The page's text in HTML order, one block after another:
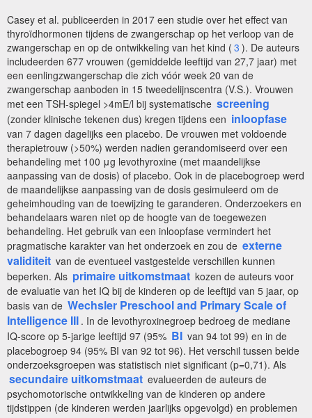
Casey et al. publiceerden in 2017 een studie over het effect van
thyroïdhormonen tijdens de zwangerschap op het verloop van de
zwangerschap en op de ontwikkeling van het kind ( 3 ). De auteurs
includeerden 677 vrouwen (gemiddelde leeftijd van 27,7 jaar) met
een eenlingzwangerschap die zich vóór week 20 van de
zwangerschap aanboden in 15 tweedelijnscentra (V.S.). Vrouwen
met een TSH-spiegel >4mE/l bij systematische screening
(zonder klinische tekenen dus) kregen tijdens een inloopfase
van 7 dagen dagelijks een placebo. De vrouwen met voldoende
therapietrouw (>50%) werden nadien gerandomiseerd over een
behandeling met 100 μg levothyroxine (met maandelijkse
aanpassing van de dosis) of placebo. Ook in de placebogroep werd
de maandelijkse aanpassing van de dosis gesimuleerd om de
geheimhouding van de toewijzing te garanderen. Onderzoekers en
behandelaars waren niet op de hoogte van de toegewezen
behandeling. Het gebruik van een inloopfase vermindert het
pragmatische karakter van het onderzoek en zou de externe
validiteit van de eventueel vastgestelde verschillen kunnen
beperken. Als primaire uitkomstmaat kozen de auteurs voor
de evaluatie van het IQ bij de kinderen op de leeftijd van 5 jaar, op
basis van de Wechsler Preschool and Primary Scale of
Intelligence III . In de levothyroxinegroep bedroeg de mediane
IQ-score op 5-jarige leeftijd 97 (95% BI van 94 tot 99) en in de
placebogroep 94 (95% BI van 92 tot 96). Het verschil tussen beide
onderzoeksgroepen was statistisch niet significant (p=0,71). Als
secundaire uitkomstmaat evalueerden de auteurs de
psychomotorische ontwikkeling van de kinderen op andere
tijdstippen (de kinderen werden jaarlijks opgevolgd) en problemen